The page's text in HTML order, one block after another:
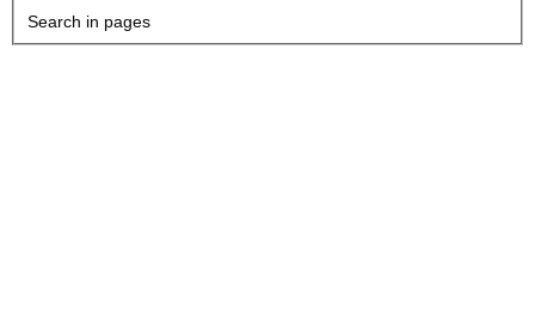
Search in pages